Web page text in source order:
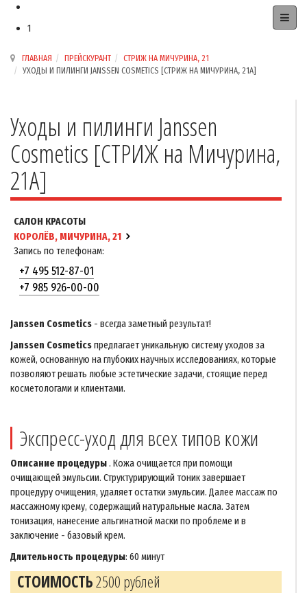
1
ГЛАВНАЯ ПРЕЙСКУРАНТ
СТРИЖ НА МИЧУРИНА, 21
УХОДЫ И ПИЛИНГИ JANSSEN COSMETICS [СТРИЖ НА МИЧУРИНА, 21А]
Уходы и пилинги Janssen
Cosmetics [СТРИЖ на Мичурина,
21А]
САЛОН КРАСОТЫ
КОРОЛЁВ, МИЧУРИНА, 21
Запись по телефонам:
+7 495 512-87-01
+7 985 926-00-00
Janssen Cosmetics - всегда заметный результат!
Janssen Cosmeticsпредлагает уникальную систему уходов за
кожей, основанную на глубоких научных исследованиях, которые
позволяют решать любые эстетические задачи, стоящие перед
косметологами и клиентами.
Экспресс-уход для всех типов кожи
Описание процедуры. Кожа очищается при помощи
очищающей эмульсии. Структурирующий тоник завершает
процедуру очищения, удаляет остатки эмульсии. Далее массаж по
массажному крему, содержащий натуральные масла. Затем
тонизация, нанесение альгинатной маски по проблеме и в
заключение - базовый крем.
Длительность процедуры: 60 минут
СТОИМОСТЬ2500 рублей